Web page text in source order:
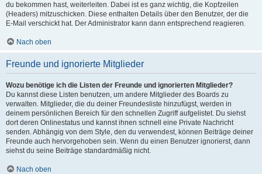
du bekommen hast, weiterleiten. Dabei ist es ganz wichtig, die Kopfzeilen
(Headers) mitzuschicken. Diese enthalten Details über den Benutzer, der die
E-Mail verschickt hat. Der Administrator kann dann entsprechend reagieren.
Nach oben
Freunde und ignorierte Mitglieder
Wozu benötige ich die Listen der Freunde und ignorierten Mitglieder?
Du kannst diese Listen benutzen, um andere Mitglieder des Boards zu
verwalten. Mitglieder, die du deiner Freundesliste hinzufügst, werden in
deinem persönlichen Bereich für den schnellen Zugriff aufgelistet. Du siehst
dort deren Onlinestatus und kannst ihnen schnell eine Private Nachricht
senden. Abhängig von dem Style, den du verwendest, können Beiträge deiner
Freunde auch hervorgehoben sein. Wenn du einen Benutzer ignorierst, dann
siehst du seine Beiträge standardmäßig nicht.
Nach oben